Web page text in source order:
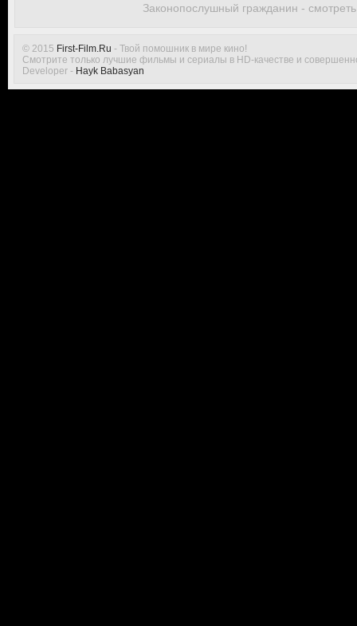
Законопослушный гражданин -
© 2015 First-Film.Ru - Твой помошник в мире кино!
Смотрите только лучшие фильмы и сериалы в HD-качестве и
Developer - Hayk Babasyan